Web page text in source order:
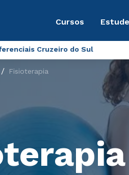
Cursos
Cruzeiro do Sul
Fisioterapia